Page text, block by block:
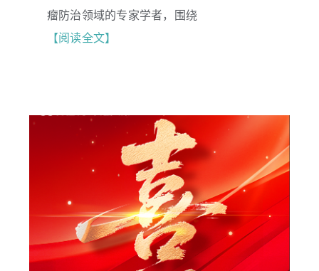
瘤防治领域的专家学者，围绕
【阅读全文】